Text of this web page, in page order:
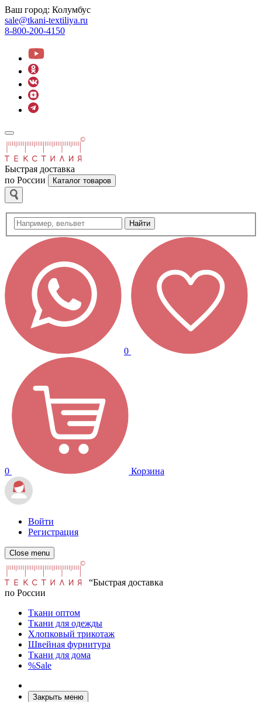
Ваш город: Колумбус
sale@tkani-textiliya.ru
8-800-200-4150
Быстрая доставка
по России
Каталог товаров
Найти
0
0 Корзина
Войти
Регистрация
Close menu
“Быстрая доставка
по России
Ткани оптом
Ткани для одежды
Хлопковый трикотаж
Швейная фурнитура
Ткани для дома
%Sale
Закрыть меню